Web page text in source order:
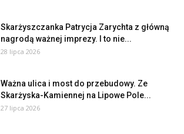
Skarżyszczanka Patrycja Zarychta z główną
nagrodą ważnej imprezy. I to nie...
28 lipca 2026
Ważna ulica i most do przebudowy. Ze
Skarżyska-Kamiennej na Lipowe Pole...
27 lipca 2026